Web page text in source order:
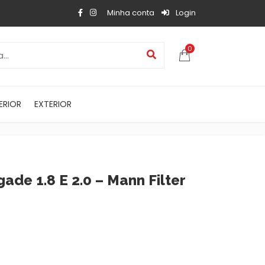
Minha conta Login
0
EXTERIOR
1.8 E 2.0 – Mann Filter